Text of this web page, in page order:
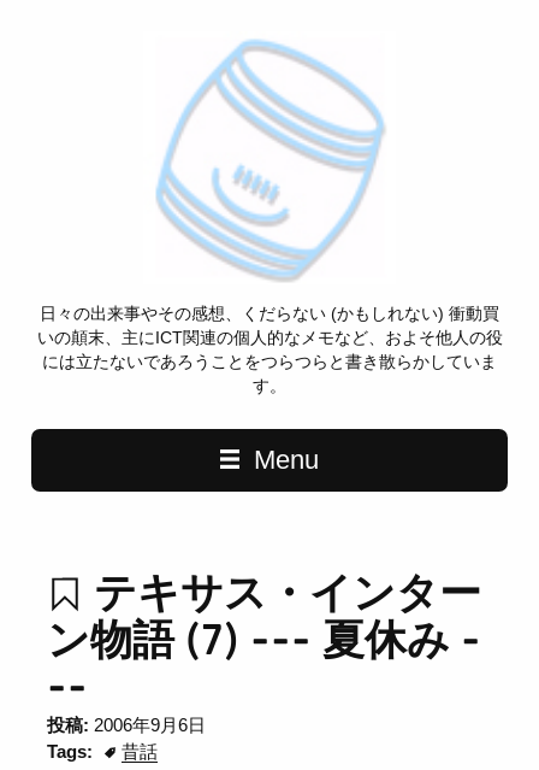
日々の出来事やその感想、くだらない (かもしれない) 衝動買
いの顛末、主にICT関連の個人的なメモなど、およそ他人の役
には立たないであろうことをつらつらと書き散らかしていま
す。
Menu
テキサス・インター
ン物語 (7) --- 夏休み -
--
投稿: 2006年9月6日
Tags:
昔話